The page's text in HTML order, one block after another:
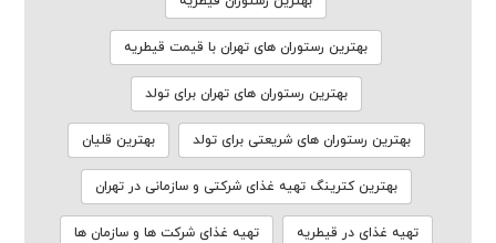
بهترین رستوران های تهران با قیمت قیطریه
بهترین رستوران های تهران برای تولد
بهترین رستوران های شریعتی برای تولد بهترین قلیان
بهترین کترینگ تهیه غذای شرکتی و سازمانی در تهران
تهیه غذای در قیطریه تهیه غذای شرکت ها و سازمان ها